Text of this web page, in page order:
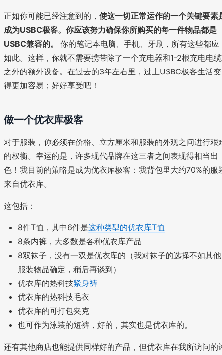
正如你可能已经注意到的， 使这一切正常运作的一个关键要素
成为USBC极客。你应该努力确保你所购买的每一件物品都是
USBC兼容的。
你的笔记本电脑、手机、牙刷，所有这些都应
如此。这样，你就不需要携带除了一个充电器和1-2根充电电缆
之外的额外设备。在过去的3年左右里，过上USBC极客生活变
得更加容易；好好享受吧！
做一个优衣库极客
对于服装，你必须在价格、立方厘米和服装的外观之间进行艰
的权衡。幸运的是，许多现代品牌在这三者之间表现得相当出
色！我目前的策略是成为优衣库极客：我背包里大约70%的服
来自优衣库。
这包括：
8件T恤，其中6件是这种类型的优衣库T恤
8条内裤，大多数是各种优衣库产品
8双袜子，没有一双是优衣库的（我对袜子的选择不如其他
服装物品确定，稍后再谈到）
优衣库的热科技紧身裤
优衣库的热科技毛衣
优衣库的可打包夹克
也可作为泳装的短裤，好的，其实也是优衣库的。
还有其他商店也能提供同样好的产品，但优衣库在我所访问的